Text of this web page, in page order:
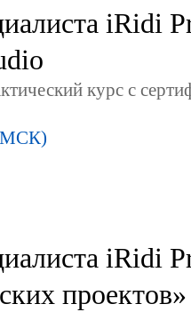
iRidi
курс с
iRidi
проектов»